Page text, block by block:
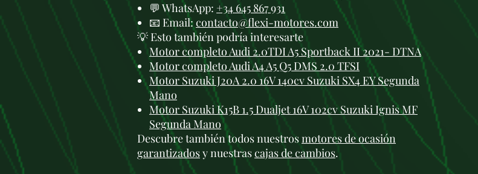
💬 WhatsApp: +34 645 867 931
📧 Email: contacto@flexi-motores.com
💡 Esto también podría interesarte
Motor completo Audi 2.0TDI A5 Sportback II 2021- DTNA
Motor completo Audi A4 A5 Q5 DMS 2.0 TFSI
Motor Suzuki J20A 2.0 16V 140cv Suzuki SX4 EY Segunda
Mano
Motor Suzuki K15B 1.5 Dualjet 16V 102cv Suzuki Ignis MF
Segunda Mano
Descubre también todos nuestrosmotores de ocasión
garantizadosy nuestrascajas de cambios.